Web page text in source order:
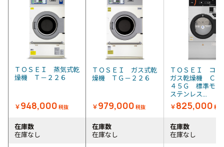
ＴＯＳＥＩ 蒸気式乾
燥機 Ｔ－２２６
￥948,000 税抜
ＴＯＳＥＩ ガス式乾
燥機 ＴＧ－２２６
￥979,000 税抜
ＴＯＳＥＩ コイ
ガス乾燥機 ＣＴ
４５Ｇ 標準モ
ステンレス...
￥825,000 税抜
在庫数
在庫なし
在庫数
在庫なし
在庫数
在庫なし